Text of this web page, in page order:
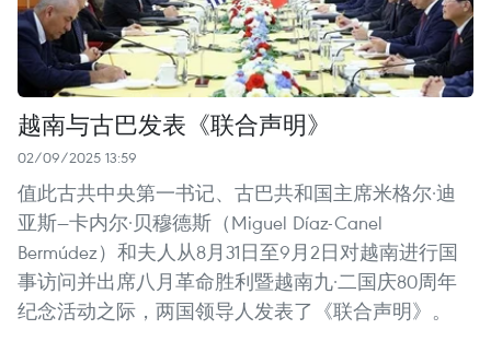
越南与古巴发表《联合声明》
02/09/2025 13:59
值此古共中央第一书记、古巴共和国主席米格尔·迪
亚斯—卡内尔·贝穆德斯（Miguel Díaz-Canel
Bermúdez）和夫人从8月31日至9月2日对越南进行国
事访问并出席八月革命胜利暨越南九·二国庆80周年
纪念活动之际，两国领导人发表了《联合声明》。